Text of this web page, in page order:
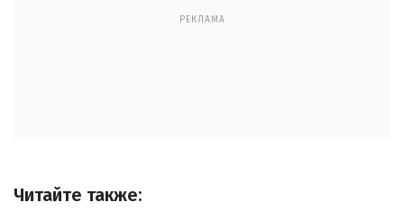
РЕКЛАМА
Читайте также: